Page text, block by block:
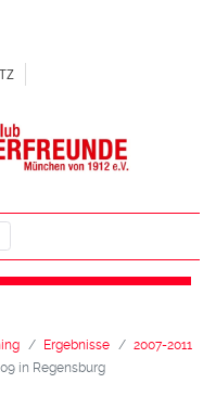
Ergebnisse
2007-2011
in Regensburg